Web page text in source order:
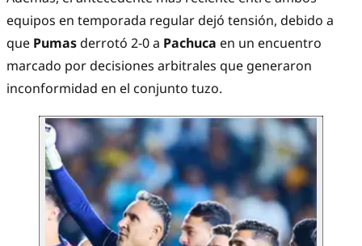
equipos en temporada regular dejó tensión, debido a
que Pumasderrotó 2-0 a Pachuca en un encuentro
marcado por decisiones arbitrales que generaron
inconformidad en el conjunto tuzo.